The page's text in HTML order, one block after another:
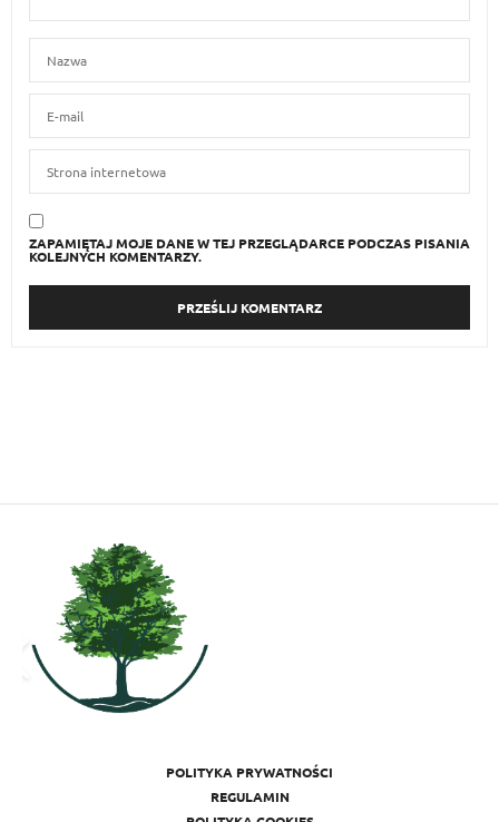
ZAPAMIĘTAJ MOJE DANE W TEJ PRZEGLĄDARCE PODCZAS PISANIA
KOLEJNYCH KOMENTARZY.
POLITYKA PRYWATNOŚCI
REGULAMIN